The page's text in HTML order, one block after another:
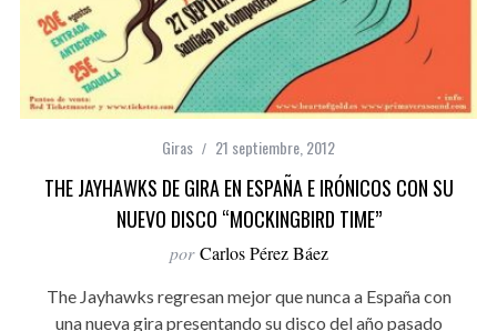
Giras 21 septiembre, 2012
THE JAYHAWKS DE GIRA EN ESPAÑA E IRÓNICOS CON SU
NUEVO DISCO “MOCKINGBIRD TIME”
por Carlos Pérez Báez
The Jayhawks regresan mejor que nunca a España con
una nueva gira presentando su disco del año pasado